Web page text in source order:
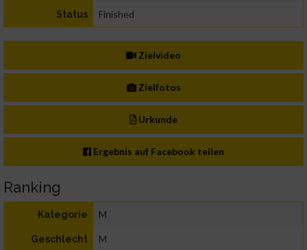
Status Finished
Zielvideo
Zielfotos
Urkunde
Ergebnis auf Facebook teilen
Ranking
Kategorie M
Geschlecht M